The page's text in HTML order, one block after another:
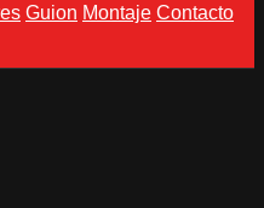
Guion Montaje Contacto